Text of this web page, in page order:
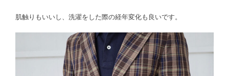
肌触りもいいし、洗濯をした際の経年変化も良いです。